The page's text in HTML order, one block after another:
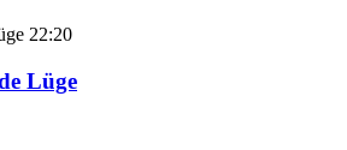
22:20
Lüge